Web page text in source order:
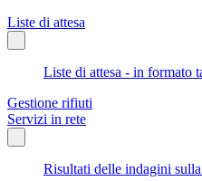
Liste di attesa
Liste di attesa - in formato
Gestione rifiuti
Servizi in rete
Risultati delle indagini